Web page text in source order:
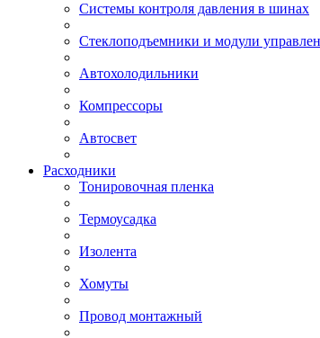
Системы контроля давления в шинах
Стеклоподъемники и модули
Автохолодильники
Компрессоры
Автосвет
Расходники
Тонировочная пленка
Термоусадка
Изолента
Хомуты
Провод монтажный